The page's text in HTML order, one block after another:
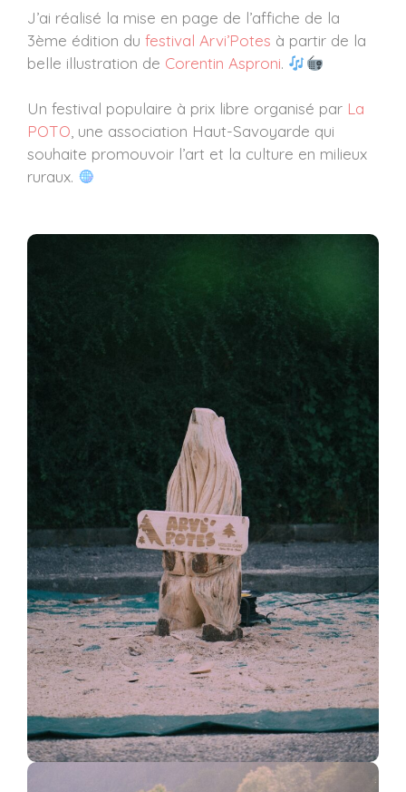
J’ai réalisé la mise en page de l’affiche de la
3ème édition du festival Arvi’Potes à partir de la
belle illustration de Corentin Asproni.
Un festival populaire à prix libre organisé par La
POTO, une association Haut-Savoyarde qui
souhaite promouvoir l’art et la culture en milieux
ruraux.